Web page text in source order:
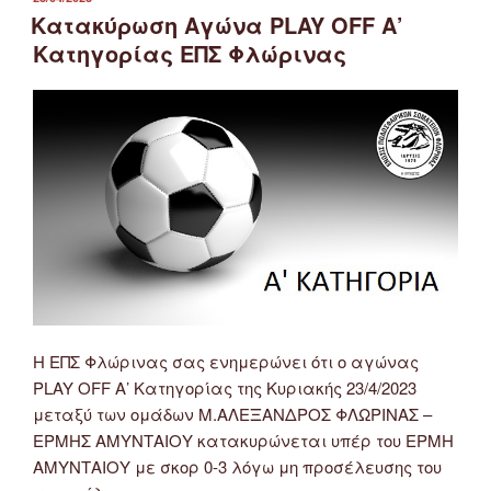
ΣΤΙΣ
Κατακύρωση Αγώνα PLAY OFF Α’
Κατηγορίας ΕΠΣ Φλώρινας
Η ΕΠΣ Φλώρινας σας ενημερώνει ότι ο αγώνας
PLAY OFF Α’ Κατηγορίας της Κυριακής 23/4/2023
μεταξύ των ομάδων Μ.ΑΛΕΞΑΝΔΡΟΣ ΦΛΩΡΙΝΑΣ –
ΕΡΜΗΣ ΑΜΥΝΤΑΙΟΥ κατακυρώνεται υπέρ του ΕΡΜΗ
ΑΜΥΝΤΑΙΟΥ με σκορ 0-3 λόγω μη προσέλευσης του